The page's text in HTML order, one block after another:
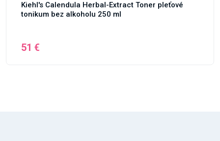
Kiehl's Calendula Herbal-Extract Toner pleťové
tonikum bez alkoholu 250 ml
51 €